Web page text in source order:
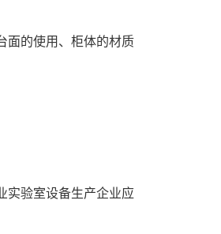
面的使用、柜体的材质
实验室设备生产企业应